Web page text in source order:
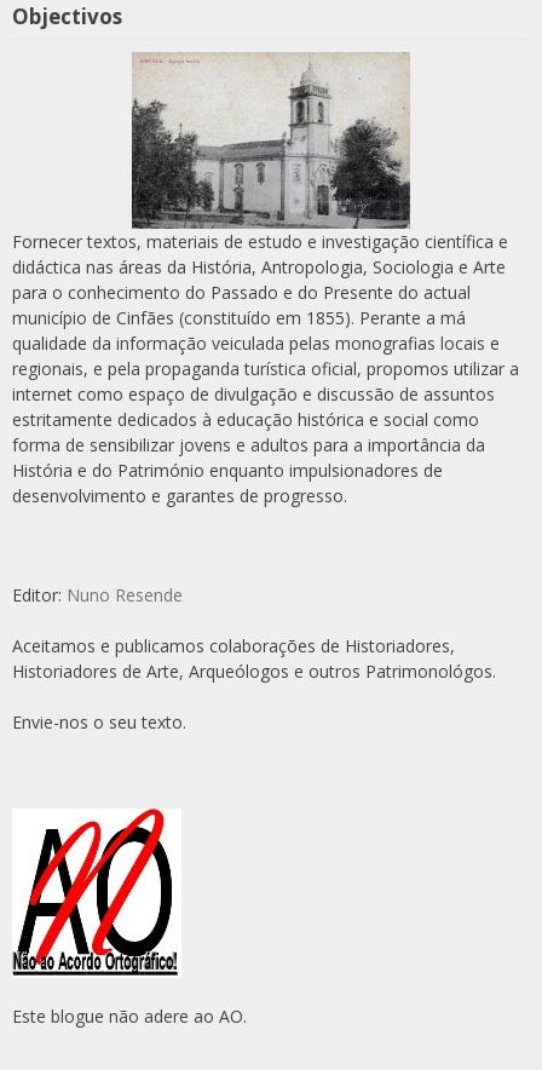
Objectivos
Fornecer textos, materiais de estudo e investigação científica e
didáctica nas áreas da História, Antropologia, Sociologia e Arte
para o conhecimento do Passado e do Presente do actual
município de Cinfães (constituído em 1855). Perante a má
qualidade da informação veiculada pelas monografias locais e
regionais, e pela propaganda turística oficial, propomos utilizar a
internet como espaço de divulgação e discussão de assuntos
estritamente dedicados à educação histórica e social como
forma de sensibilizar jovens e adultos para a importância da
História e do Património enquanto impulsionadores de
desenvolvimento e garantes de progresso.
Editor: Nuno Resende
Aceitamos e publicamos colaborações de Historiadores,
Historiadores de Arte, Arqueólogos e outros Patrimonológos.
Envie-nos o seu texto.
Este blogue não adere ao AO.